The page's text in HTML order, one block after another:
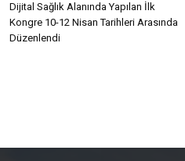
Dijital Sağlık Alanında Yapılan İlk
Kongre 10-12 Nisan Tarihleri Arasında
Düzenlendi